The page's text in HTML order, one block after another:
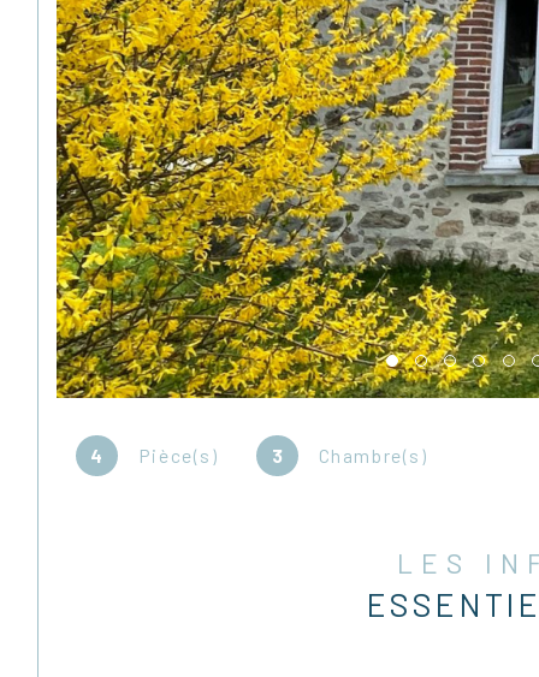
4 Pièce(s) 3 Chambre(s)
LES